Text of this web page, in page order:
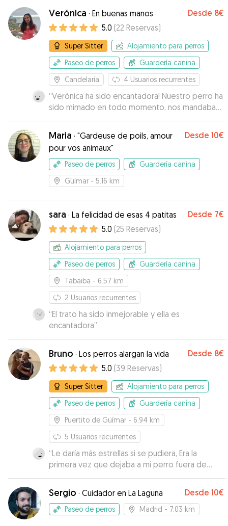
Verónica · En buenas manos Desde 8€
5.0 (22 Reservas)
Super Sitter
Alojamiento para perros
Paseo de perros
Guardería canina
Candelaria
4 Usuarios recurrentes
“Verónica ha sido encantadora! Nuestro perro ha
sido mimado en todo momento, nos mandaba
fotos y vídeos de lo bien que se lo pasaban
juntos! Y esto trasmite mucha confianza y
tranquilidad de dejar a nuestro hijo perruno en
buenas manos, sin dudas algunas ya tenemos a
nuestra persona de confianza con quien dejar a
nuestro peludo! Muchas gracias Verónica!
Maria · "Gardeuse de poils, amour
pour vos animaux"
Desde 10€
Paseo de perros
Guardería canina
Güímar - 5.16 km
sara · La felicidad de esas 4 patitas Desde 7€
5.0 (25 Reservas)
Alojamiento para perros
Paseo de perros
Guardería canina
Tabaiba - 6.57 km
2 Usuarios recurrentes
“El trato ha sido inmejorable y ella es
encantadora”
Bruno · Los perros alargan la vida Desde 8€
5.0 (39 Reservas)
Super Sitter
Alojamiento para perros
Paseo de perros
Guardería canina
Puertito de Güímar - 6.94 km
5 Usuarios recurrentes
“Le daría más estrellas si se pudiera, Era la
primera vez que dejaba a mi perro fuera de
casa, tenía mucho miedo y muchas dudas, pero
gracias a Bruno pude desconectar sabiendo que
Odín estaba en las manos perfectas... el mundo
necesita mas gente como él. Infinitas gracias por
Sergio · Cuidador en La Laguna Desde 10€
Paseo de perros Madrid - 7.03 km